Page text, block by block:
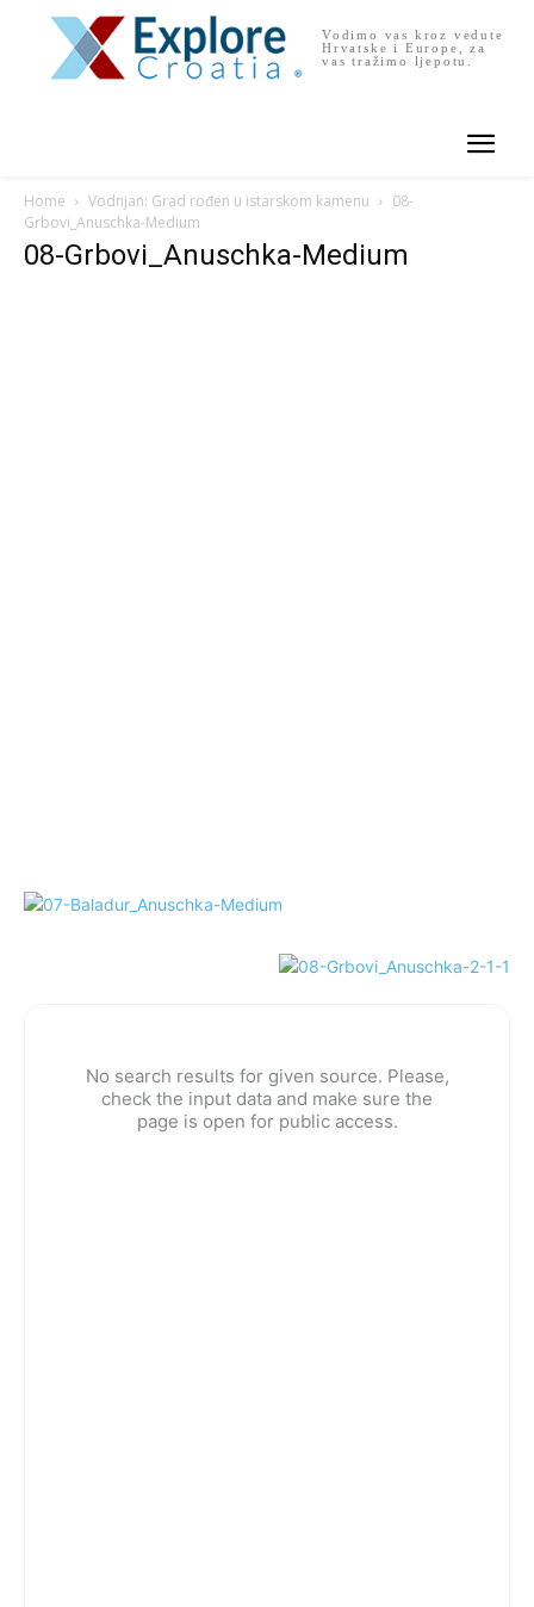
Vodimo vas kroz vedute
Hrvatske i Europe, za
vas tražimo ljepotu.
Home Vodnjan: Grad rođen u istarskom kamenu
08-
Grbovi_Anuschka-Medium
08-Grbovi_Anuschka-Medium
No search results for given source. Please,
check the input data and make sure the
page is open for public access.